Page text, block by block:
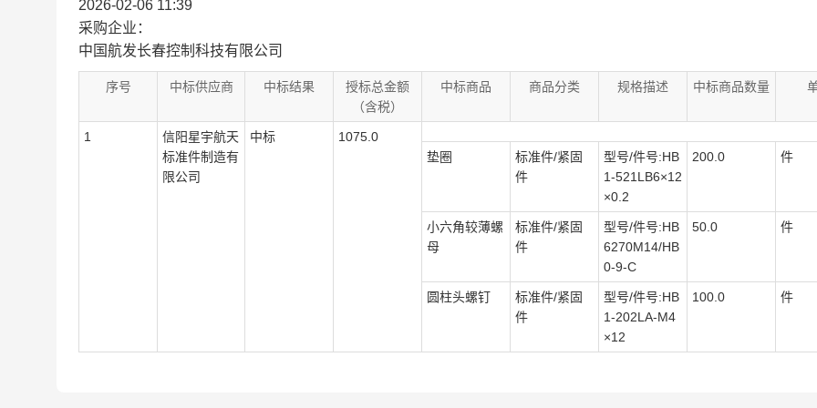
2026-02-06 11:39
采购企业：
中国航发长春控制科技有限公司
序号 中标供应商 中标结果
授标总金额
（含税）
中标商品 商品分类 规格描述 中标商品数量
1
信阳星宇航天
标准件制造有
限公司
中标
1075.0
垫圈
标准件/紧固
件
型号/件号:HB
1-521LB6×12
×0.2
200.0 件
小六角较薄螺
母
标准件/紧固
件
型号/件号:HB
6270M14/HB
0-9-C
50.0 件
圆柱头螺钉
标准件/紧固
件
型号/件号:HB
1-202LA-M4
×12
100.0 件